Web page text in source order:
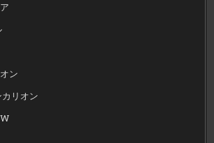
ン
リオン